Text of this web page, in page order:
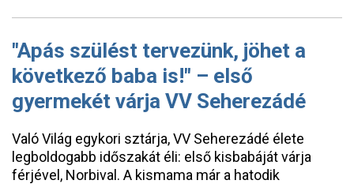
"Apás szülést tervezünk, jöhet a
következő baba is!" – első
gyermekét várja VV Seherezádé
Való Világ egykori sztárja, VV Seherezádé élete
legboldogabb időszakát éli: első kisbabáját várja
férjével, Norbival. A kismama már a hatodik